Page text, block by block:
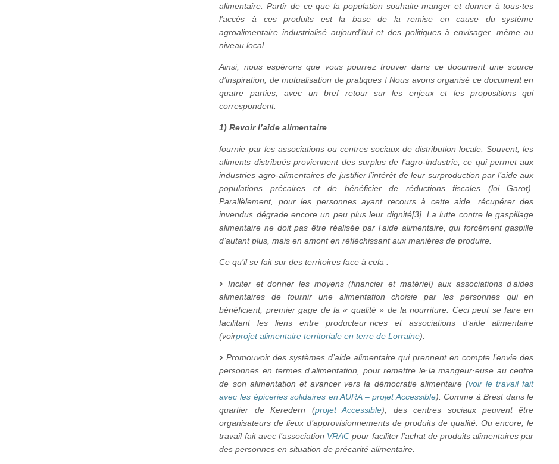
alimentaire. Partir de ce que la population souhaite manger et donner à tous·tes
l’accès à ces produits est la base de la remise en cause du système
agroalimentaire industrialisé aujourd’hui et des politiques à envisager, même au
niveau local.
Ainsi, nous espérons que vous pourrez trouver dans ce document une source
d’inspiration, de mutualisation de pratiques ! Nous avons organisé ce document en
quatre parties, avec un bref retour sur les enjeux et les propositions qui
correspondent.
1) Revoir l’aide alimentaire
fournie par les associations ou centres sociaux de distribution locale. Souvent, les
aliments distribués proviennent des surplus de l’agro-industrie, ce qui permet aux
industries agro-alimentaires de justifier l’intérêt de leur surproduction par l’aide aux
populations précaires et de bénéficier de réductions fiscales (loi Garot).
Parallèlement, pour les personnes ayant recours à cette aide, récupérer des
invendus dégrade encore un peu plus leur dignité[3]. La lutte contre le gaspillage
alimentaire ne doit pas être réalisée par l’aide alimentaire, qui forcément gaspille
d’autant plus, mais en amont en réfléchissant aux manières de produire.
Ce qu’il se fait sur des territoires face à cela :
Inciter et donner les moyens (financier et matériel) aux associations d’aides
alimentaires de fournir une alimentation choisie par les personnes qui en
bénéficient, premier gage de la « qualité » de la nourriture. Ceci peut se faire en
facilitant les liens entre producteur·rices et associations d’aide alimentaire
(voirprojet alimentaire territoriale en terre de Lorraine).
Promouvoir des systèmes d’aide alimentaire qui prennent en compte l’envie des
personnes en termes d’alimentation, pour remettre le·la mangeur·euse au centre
de son alimentation et avancer vers la démocratie alimentaire (voir le travail fait
avec les épiceries solidaires en AURA – projet Accessible). Comme à Brest dans le
quartier de Keredern (projet Accessible), des centres sociaux peuvent être
organisateurs de lieux d’approvisionnements de produits de qualité. Ou encore, le
travail fait avec l’association VRAC pour faciliter l’achat de produits alimentaires par
des personnes en situation de précarité alimentaire.